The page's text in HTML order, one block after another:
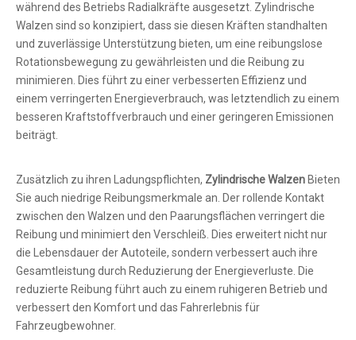
während des Betriebs Radialkräfte ausgesetzt. Zylindrische
Walzen sind so konzipiert, dass sie diesen Kräften standhalten
und zuverlässige Unterstützung bieten, um eine reibungslose
Rotationsbewegung zu gewährleisten und die Reibung zu
minimieren. Dies führt zu einer verbesserten Effizienz und
einem verringerten Energieverbrauch, was letztendlich zu einem
besseren Kraftstoffverbrauch und einer geringeren Emissionen
beiträgt.
Zusätzlich zu ihren Ladungspflichten, Zylindrische Walzen Bieten
Sie auch niedrige Reibungsmerkmale an. Der rollende Kontakt
zwischen den Walzen und den Paarungsflächen verringert die
Reibung und minimiert den Verschleiß. Dies erweitert nicht nur
die Lebensdauer der Autoteile, sondern verbessert auch ihre
Gesamtleistung durch Reduzierung der Energieverluste. Die
reduzierte Reibung führt auch zu einem ruhigeren Betrieb und
verbessert den Komfort und das Fahrerlebnis für
Fahrzeugbewohner.